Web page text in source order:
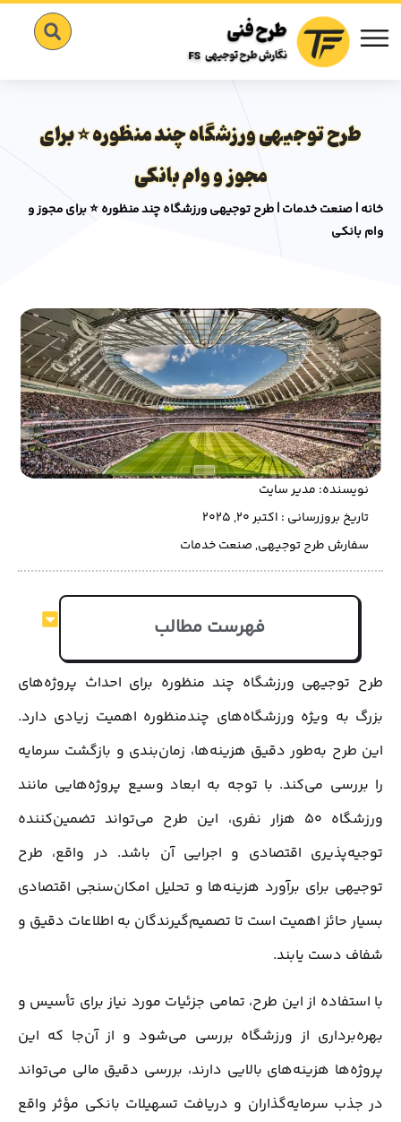
طرح توجیهی ورزشگاه چند منظوره ⭐️ برای
مجوز و وام بانکی
خانه|صنعت خدمات|طرح توجیهی ورزشگاه چند منظوره ⭐️ برای مجوز و
وام بانکی
نویسنده: مدیر سایت
تاریخ بروزرسانی : اکتبر 20, 2025
سفارش طرح توجیهی,صنعت خدمات
فهرست مطالب
طرح توجیهی ورزشگاه چند منظوره برای احداث پروژه‌های
بزرگ به ویژه ورزشگاه‌های چندمنظوره اهمیت زیادی دارد.
این طرح به‌طور دقیق هزینه‌ها، زمان‌بندی و بازگشت سرمایه
را بررسی می‌کند. با توجه به ابعاد وسیع پروژه‌هایی مانند
ورزشگاه 50 هزار نفری، این طرح می‌تواند تضمین‌کننده
توجیه‌پذیری اقتصادی و اجرایی آن باشد. در واقع، طرح
توجیهی برای برآورد هزینه‌ها و تحلیل امکان‌سنجی اقتصادی
بسیار حائز اهمیت است تا تصمیم‌گیرندگان به اطلاعات دقیق و
شفاف دست یابند.
با استفاده از این طرح، تمامی جزئیات مورد نیاز برای تأسیس و
بهره‌برداری از ورزشگاه بررسی می‌شود و از آن‌جا که این
پروژه‌ها هزینه‌های بالایی دارند، بررسی دقیق مالی می‌تواند
در جذب سرمایه‌گذاران و دریافت تسهیلات بانکی مؤثر واقع